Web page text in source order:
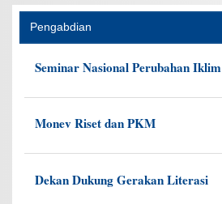
Pengabdian
Seminar Nasional Perubahan Iklim
Monev Riset dan PKM
Dekan Dukung Gerakan Literasi